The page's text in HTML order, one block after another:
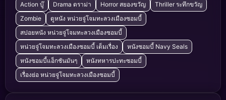
Action บู๊ Drama ดราม่า Horror สยองขวัญ
Thriller ระทึกขวัญ
Zombie
ดูหนัง หน่วยจู่โจมทะลวงเมืองซอมบี้
สปอยหนัง หน่วยจู่โจมทะลวงเมืองซอมบี้
หน่วยจู่โจมทะลวงเมืองซอมบี้ เต็มเรื่อง
หนังซอมบี้ Navy Seals
หนังซอมบี้แอ็กชันมันๆ
หนังทหารปะทะซอมบี้
เรื่องย่อ หน่วยจู่โจมทะลวงเมืองซอมบี้